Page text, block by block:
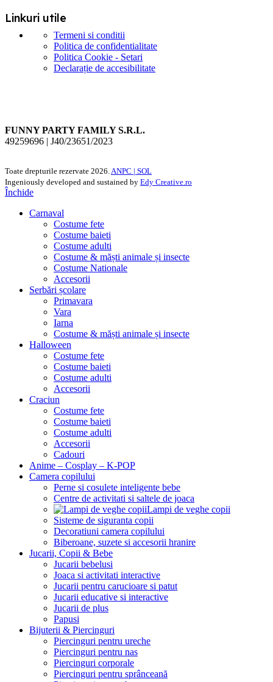
Linkuri utile
Termeni si conditii
Politica de confidentialitate
Politica Cookie - Setari
Declarație de accesibilitate
FUNNY PARTY FAMILY S.R.L.
49259696 | J40/23651/2023
Toate drepturile rezervate 2026.ANPC | SOL
Ingeniously developed and sustained by Edy Creative.ro
Închide
Carnaval
Costume fete
Costume baieti
Costume adulti
Costume & măști animale și insecte
Costume Nationale
Accesorii
Serbări școlare
Primavara
Vara
Iarna
Costume & măști animale și insecte
Halloween
Costume fete
Costume baieti
Costume adulti
Accesorii
Craciun
Costume fete
Costume baieti
Costume adulti
Accesorii
Cadouri
Anime – Cosplay – K‑POP
Camera copilului
Perne si cosulete inteligente bebe
Centre de activitati si saltele de joaca
Lampi de veghe copii
Sisteme de siguranta copii
Decoratiuni camera copilului
Biberoane, suzete si accesorii hranire
Jucarii, Copii & Bebe
Jucarii bebelusi
Joaca si activitati interactive
Jucarii pentru carucioare si patut
Jucarii educative si interactive
Jucarii de plus
Papusi
Bijuterii & Piercinguri
Piercinguri pentru ureche
Piercinguri pentru nas
Piercinguri corporale
Piercinguri pentru sprânceană